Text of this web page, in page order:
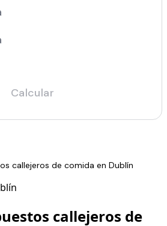
callejeros de comida en Dublín
callejeros de